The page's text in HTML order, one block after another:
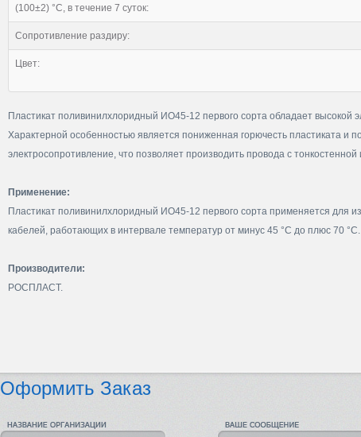
(100±2) °С, в течение 7 суток:
Сопротивление раздиру:
Цвет:
Пластикат поливинилхлоридный ИО45-12 первого сорта обладает высокой
Характерной особенностью является пониженная горючесть пластиката и
электросопротивление, что позволяет производить провода с
Применение:
Пластикат поливинилхлоридный ИО45-12 первого сорта применяется для
кабелей, работающих в интервале температур от минус 45 °С до плюс 70 °С.
Производители:
РОСПЛАСТ.
Оформить Заказ